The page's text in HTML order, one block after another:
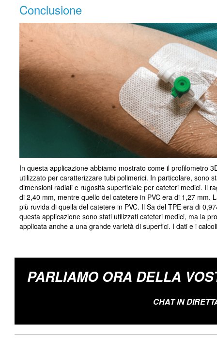
Conclusione
In questa applicazione abbiamo mostrato come il profilometro
utilizzato per caratterizzare tubi polimerici. In particolare, sono
dimensioni radiali e rugosità superficiale per cateteri medici. Il
di 2,40 mm, mentre quello del catetere in PVC era di 1,27 mm.
più ruvida di quella del catetere in PVC. Il Sa del TPE era di
questa applicazione sono stati utilizzati cateteri medici, ma la
applicata anche a una grande varietà di superfici. I dati e i
PARLIAMO ORA DELLA
CHAT IN